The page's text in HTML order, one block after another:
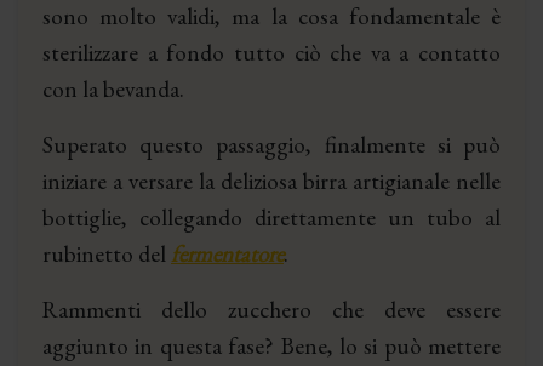
sono molto validi, ma la cosa fondamentale è
sterilizzare a fondo tutto ciò che va a contatto
con la bevanda.
Superato questo passaggio, finalmente si può
iniziare a versare la deliziosa birra artigianale nelle
bottiglie, collegando direttamente un tubo al
rubinetto del fermentatore.
Rammenti dello zucchero che deve essere
aggiunto in questa fase? Bene, lo si può mettere